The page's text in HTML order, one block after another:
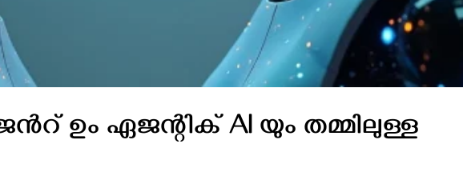
ഉം ഏജന്റിക് AI യും തമ്മിലുള്ള